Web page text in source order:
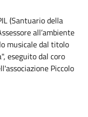
(Santuario della
all’ambiente
musicale dal titolo
eseguito dal coro
Piccolo